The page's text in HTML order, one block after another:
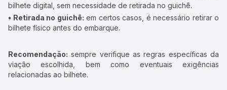
bilhete digital, sem necessidade de retirada no guichê.
• Retirada no guichê: em certos casos, é necessário retirar o
bilhete físico antes do embarque.
Recomendação: sempre verifique as regras específicas da
viação escolhida, bem como eventuais exigências
relacionadas ao bilhete.